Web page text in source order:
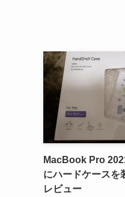
MacBook Pro
にハードケースを
レビュー